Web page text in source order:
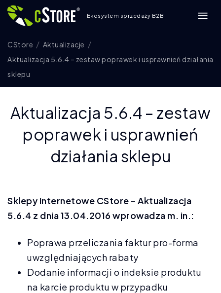
Ekosystem sprzedaży B2B
CStore
Aktualizacje
Aktualizacja 5.6.4 – zestaw poprawek i usprawnień działania
sklepu
Aktualizacja 5.6.4 – zestaw
poprawek i usprawnień
działania sklepu
Sklepy internetowe CStore – Aktualizacja
5.6.4 z dnia 13.04.2016 wprowadza m. in.:
Poprawa przeliczania faktur pro-forma
uwzględniających rabaty
Dodanie informacji o indeksie produktu
na karcie produktu w przypadku